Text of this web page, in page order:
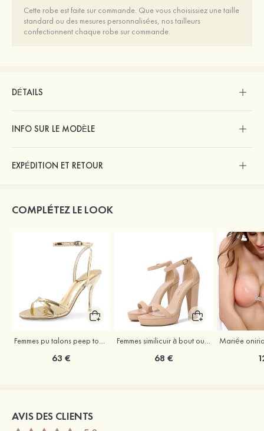
Cette robe est faite sur commande. Que vous choisissiez une taille
standard ou des mesures personnalisées, nos tailleurs
confectionnent chaque robe sur commande.
DÉTAILS
INFO SUR LE MODÈLE
EXPÉDITION ET RETOUR
COMPLÉTEZ LE LOOK
Femmes pu talons peep toe sandales talon stiletto chaussures d'extérieur avec boucle
63 €
Femmes similicuir à bout ouvert plateforme sandales talon bottier outdoor chaussures
68 €
AVIS DES CLIENTS